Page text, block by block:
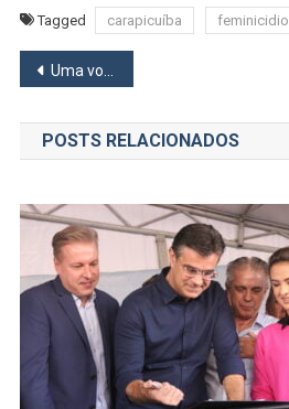
Tagged carapicuíba feminicidio
Navegação
de
Post
Uma volta pelo passado
POSTS RELACIONADOS